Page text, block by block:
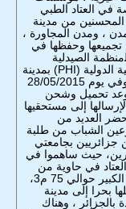
في العتاد الطبي
من مدينة
، ومدن المجاورة ،
تجميعها وحفظها في
الصيدلية
الإنسانية الدوﻟﯿﺔ (PHI) بمدينة
رين . وفي يوم 28/05/2015
تحميل وشحن
إلى مستحقيها
العديد من
الشباب من طلبة
جزائريين بجامعتي
حيث ساهموا في
في حاوية من
الحجم الكبير حوالي 75 م3،
بحرا إلى مدينة
بالجزائر ، وهناك